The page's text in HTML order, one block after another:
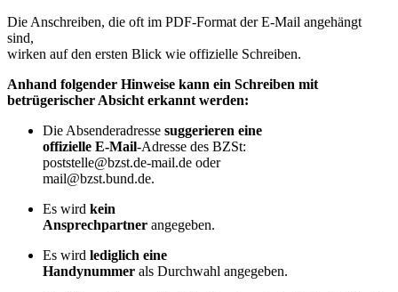
Die Anschreiben, die oft im PDF-Format der E-Mail angehängt
sind,
wirken auf den ersten Blick wie offizielle Schreiben.
Anhand folgender Hinweise kann ein Schreiben mit
betrügerischer Absicht erkannt werden:
Die Absenderadresse suggerieren eine
offizielle E-Mail-Adresse des BZSt:
poststelle@bzst.de-mail.de oder
mail@bzst.bund.de.
Es wird kein
Ansprechpartner angegeben.
Es wird lediglich eine
Handynummer als Durchwahl angegeben.